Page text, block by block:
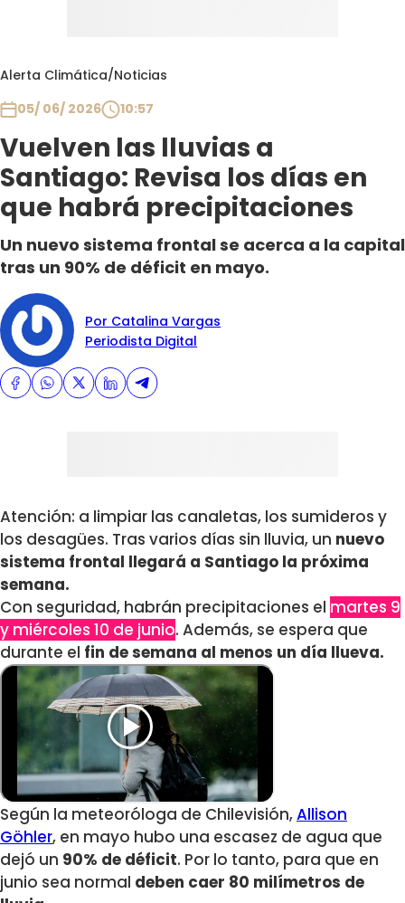
Alerta Climática/Noticias
05/ 06/ 2026
10:57
Vuelven las lluvias a
Santiago: Revisa los días en
que habrá precipitaciones
Un nuevo sistema frontal se acerca a la capital
tras un 90% de déficit en mayo.
Por Catalina Vargas
Periodista Digital
Atención: a limpiar las canaletas, los sumideros y
los desagües. Tras varios días sin lluvia, un nuevo
sistema frontal llegará a Santiago la próxima
semana.
Con seguridad, habrán precipitaciones el martes 9
y miércoles 10 de junio. Además, se espera que
durante el fin de semana al menos un día llueva.
Según la meteoróloga de Chilevisión,Allison
Göhler, en mayo hubo una escasez de agua que
dejó un 90% de déficit. Por lo tanto, para que en
junio sea normal deben caer 80 milímetros de